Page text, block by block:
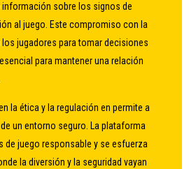
sobre los signos de
al juego. Este compromiso con la
jugadores para tomar decisiones
para mantener una relación
la ética y la regulación en permite a
un entorno seguro. La plataforma
de juego responsable y se esfuerza
la diversión y la seguridad vayan